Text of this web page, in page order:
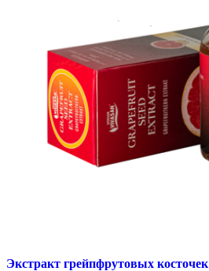
Экстракт грейпфрутовых косточек